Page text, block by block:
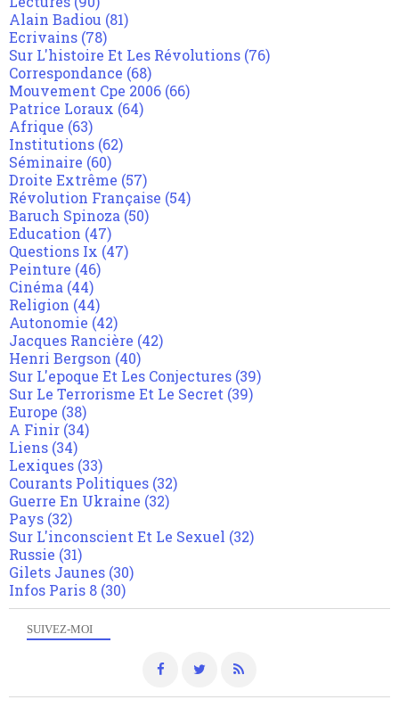
SUIVEZ-MOI
Alain Badiou (81)
Ecrivains (78)
Sur L'histoire Et Les Révolutions (76)
Correspondance (68)
Mouvement Cpe 2006 (66)
Patrice Loraux (64)
Afrique (63)
Institutions (62)
Séminaire (60)
Droite Extrême (57)
Révolution Française (54)
Baruch Spinoza (50)
Education (47)
Questions Ix (47)
Peinture (46)
Cinéma (44)
Religion (44)
Autonomie (42)
Jacques Rancière (42)
Henri Bergson (40)
Sur L'epoque Et Les Conjectures (39)
Sur Le Terrorisme Et Le Secret (39)
Europe (38)
A Finir (34)
Liens (34)
Lexiques (33)
Courants Politiques (32)
Guerre En Ukraine (32)
Pays (32)
Sur L'inconscient Et Le Sexuel (32)
Russie (31)
Gilets Jaunes (30)
Infos Paris 8 (30)